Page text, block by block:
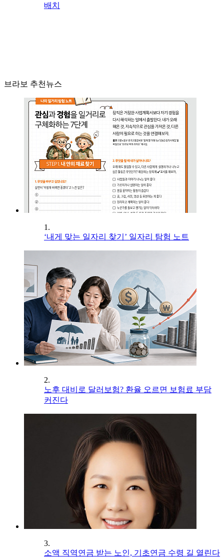
배치
브라보 추천뉴스
1.
‘내게 맞는 일자리 찾기’ 일자리 탐험 노트
2.
노후 대비로 달러보험? 환율 오르면 보험료 부담
커진다
3.
소액 직역연금 받는 노인, 기초연금 수령 길 열린다